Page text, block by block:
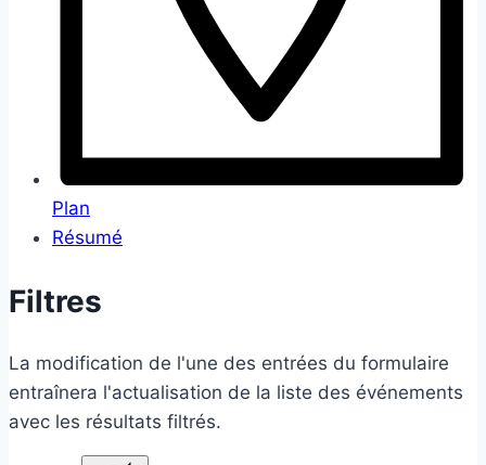
Plan
Résumé
Filtres
La modification de l'une des entrées du formulaire
entraînera l'actualisation de la liste des événements
avec les résultats filtrés.